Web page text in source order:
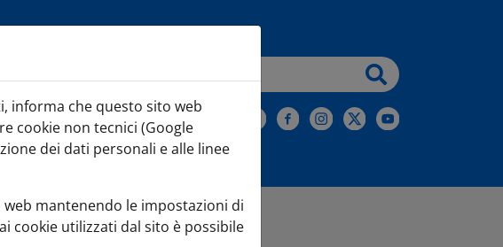
Iscriviti alla Newsletter
informa che questo sito web
cookie non tecnici (Google
dei dati personali e alle linee
mantenendo le impostazioni di
cookie utilizzati dal sito è possibile